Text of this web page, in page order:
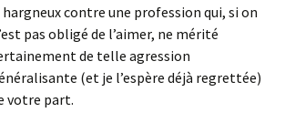
hargneux contre une profession qui, si on
pas obligé de l’aimer, ne mérité
de telle agression
(et je l’espère déjà regrettée)
votre part.